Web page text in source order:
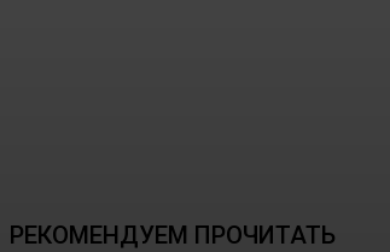
РЕКОМЕНДУЕМ ПРОЧИТАТЬ